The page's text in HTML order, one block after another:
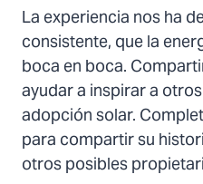
La experiencia nos ha
consistente, que la
boca en boca.
ayudar a inspirar a
adopción solar.
para compartir su
otros posibles